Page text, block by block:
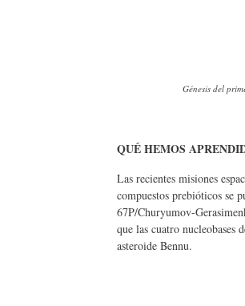
Génesis del
QUÉ HEMOS
Las recientes misiones
compuestos prebióticos se
67P/Churyumov-
que las cuatro
asteroide Bennu.